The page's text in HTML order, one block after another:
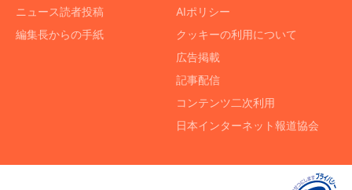
ニュース読者投稿
編集長からの手紙
AIポリシー
クッキーの利用について
広告掲載
記事配信
コンテンツ二次利用
日本インターネット報道協会